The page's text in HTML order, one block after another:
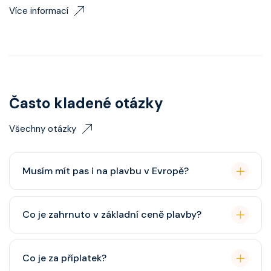
Více informací
Často kladené otázky
Všechny otázky
Musím mít pas i na plavbu v Evropě?
Evropě stačí. Doporučuje se platnost minimálně 6
měsíců po skončení plavby.
Co je zahrnuto v základní ceně plavby?
zábava, show, bazény, vířivky, fitness, základní nápoje
Co je za příplatek?